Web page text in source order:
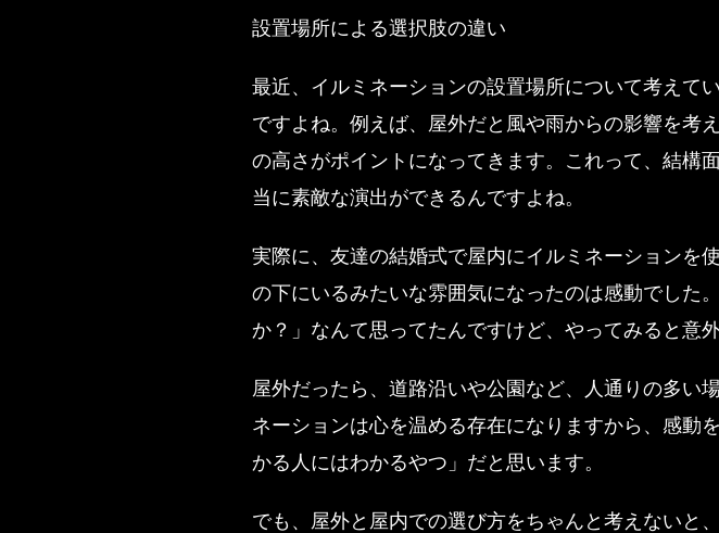
設置場所による選択肢の違い
最近、イルミネーションの設置場所について考えて
ですよね。例えば、屋外だと風や雨からの影響を考
の高さがポイントになってきます。これって、結構
当に素敵な演出ができるんですよね。
実際に、友達の結婚式で屋内にイルミネーションを
の下にいるみたいな雰囲気になったのは感動でした
か？」なんて思ってたんですけど、やってみると意
屋外だったら、道路沿いや公園など、人通りの多い
ネーションは心を温める存在になりますから、感動
かる人にはわかるやつ」だと思います。
でも、屋外と屋内での選び方をちゃんと考えないと